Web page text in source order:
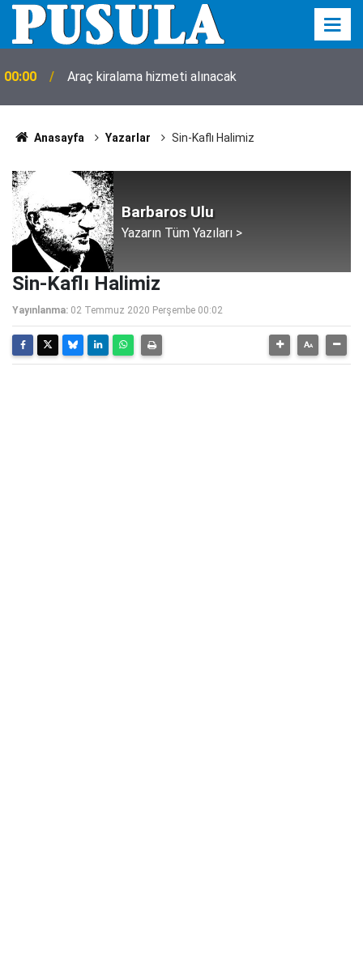
00:00 Araç kiralama hizmeti alınacak
Anasayfa Yazarlar Sin-Kaflı Halimiz
Barbaros Ulu
Yazarın Tüm Yazıları >
Sin-Kaflı Halimiz
Yayınlanma: 02 Temmuz 2020 Perşembe 00:02